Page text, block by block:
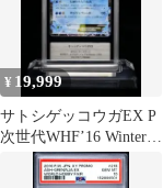
¥ 19,999
サトシゲッコウガEX P
次世代WHF’16 Winter
来場者特典 キラ …